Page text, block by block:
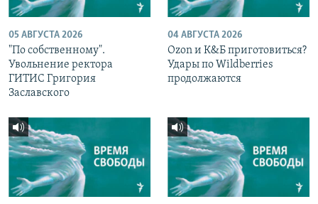
05 АВГУСТА 2026
"По собственному".
Увольнение ректора
ГИТИС Григория
Заславского
04 АВГУСТА 2026
Ozon и К&Б приготовиться?
Удары по Wildberries
продолжаются